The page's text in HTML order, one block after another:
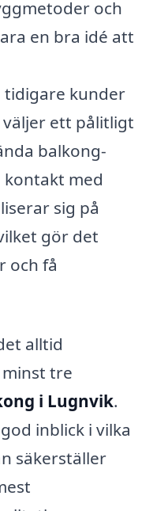
och
en bra idé att
kunder
ett pålitligt
balkong-
kontakt med
sig på
gör det
och få
alltid
tre
i Lugnvik.
inblick i vilka
säkerställer